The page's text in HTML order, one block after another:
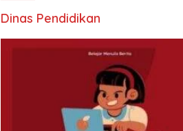
Dinas Pendidikan